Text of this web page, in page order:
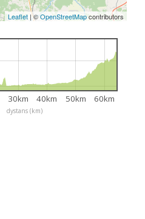
Leaflet |©OpenStreetMapcontributors
dystans (km)
30km 40km 50km 60km